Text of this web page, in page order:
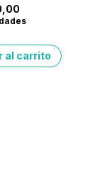
al carrito